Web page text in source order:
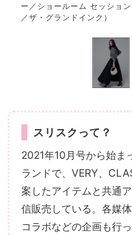
ー／ショールーム セッショ
／ザ・グランドインク）
スリスクって？
2021年10月号から始ま
ランドで、VERY、
案したアイテムと共通
信販売している。各媒
コラボなどの企画も行っ